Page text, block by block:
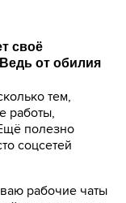
своё
от обилия
тем,
работы,
полезно
соцсетей
рабочие чаты